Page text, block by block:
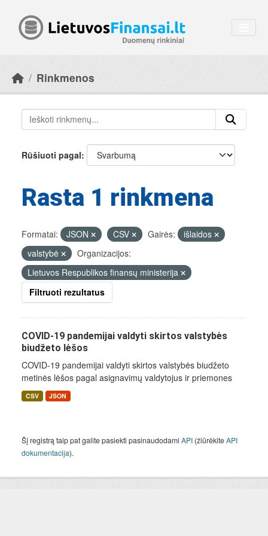
Rinkmenos
Rūšiuoti pagal
Rasta 1 rinkmena
Formatai: JSON CSV Gairės:
išlaidos
valstybė
Organizacijos:
Lietuvos Respublikos finansų ministerija
Filtruoti rezultatus
COVID-19 pandemijai valdyti skirtos valstybės
biudžeto lėšos
COVID-19 pandemijai valdyti skirtos valstybės biudžeto
metinės lėšos pagal asignavimų valdytojus ir priemones
CSV JSON
Šį registrą taip pat galite pasiekti pasinaudodami API (žiūrėkiteAPI
dokumentacija).